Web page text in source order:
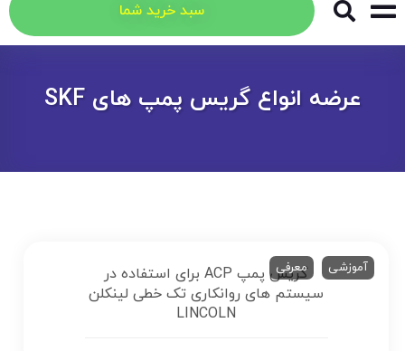
سبد خرید شما
عرضه انواع گریس پمپ های SKF
آموزشی معرفی
گریس پمپ ACP برای استفاده در
سیستم های روانکاری تک خطی لینکلن
LINCOLN